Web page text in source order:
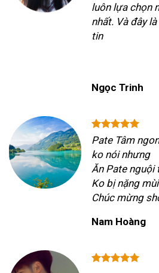
luôn lựa chọn
nhất. Và đây
tin
Ngọc Trinh
Pate Tâm
ko nói nhưng
Ăn Pate nguội
Ko bị nặng
Chúc mừng
Nam Hoàng